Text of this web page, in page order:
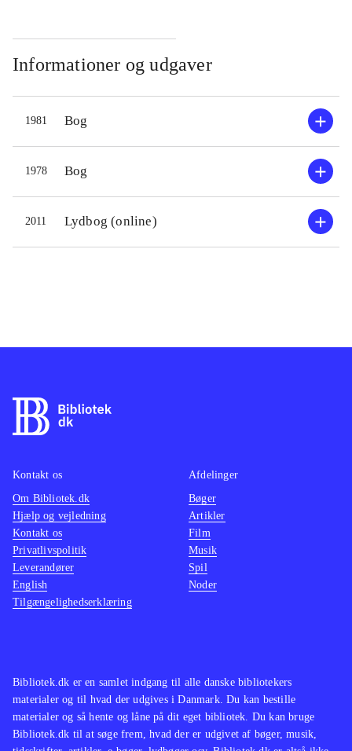
Informationer og udgaver
1981 Bog
1978 Bog
2011 Lydbog (online)
Bibliotek.dk er en samlet indgang til alle danske bibliotekers
materialer og til hvad der udgives i Danmark. Du kan bestille
materialer og så hente og låne på dit eget bibliotek. Du kan bruge
Bibliotek.dk til at søge frem, hvad der er udgivet af bøger, musik,
Kontakt os
Om Bibliotek.dk
Hjælp og vejledning
Kontakt os
Privatlivspolitik
Leverandører
English
Tilgængelighedserklæring
Afdelinger
Bøger
Artikler
Film
Musik
Spil
Noder